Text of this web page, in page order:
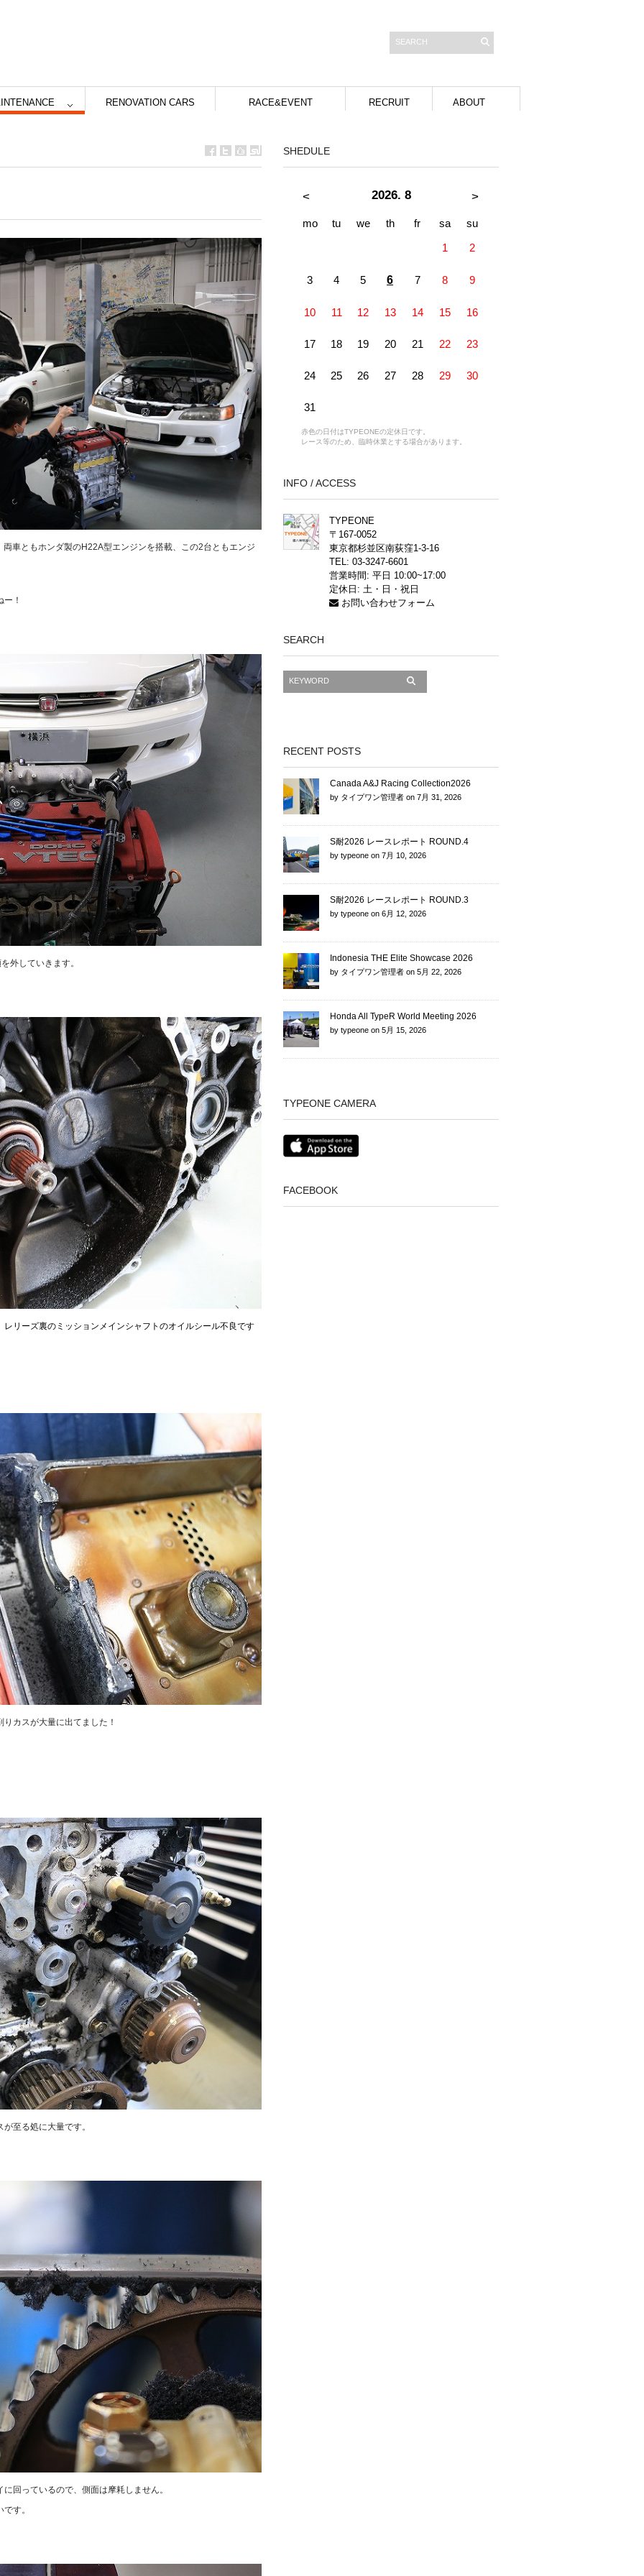
RENOVATION CARS RACE&EVENT RECRUIT ABOUT
車ともホンダ製のH22A型エンジンを搭載、この2台ともエンジ
！
外していきます。
レリーズ裏のミッションメインシャフトのオイルシール不良です
カスが大量に出てました！
至る処に大量です。
回っているので、側面は摩耗しません。
す。
SHEDULE
2026. 8
< >
mo tu we th fr sa
su
1
2
3 4 5 6 7 8 9
10 11 12 13 14 15 16
17 18 19 20 21 22 23
24 25 26 27 28 29 30
31
赤色の日付はTYPEONEの定休日です。
レース等のため、臨時休業とする場合があります。
INFO / ACCESS
TYPEONE
〒167-0052
東京都杉並区南荻窪1-3-16
TEL: 03-3247-6601
営業時間: 平日 10:00~17:00
定休日: 土・日・祝日
お問い合わせフォーム
SEARCH
RECENT POSTS
Canada A&J Racing Collection2026
by タイプワン管理者 on 7月 31, 2026
S耐2026 レースレポート ROUND.4
by typeone on 7月 10, 2026
S耐2026 レースレポート ROUND.3
by typeone on 6月 12, 2026
Indonesia THE Elite Showcase 2026
by タイプワン管理者 on 5月 22, 2026
Honda All TypeR World Meeting 2026
by typeone on 5月 15, 2026
TYPEONE CAMERA
FACEBOOK